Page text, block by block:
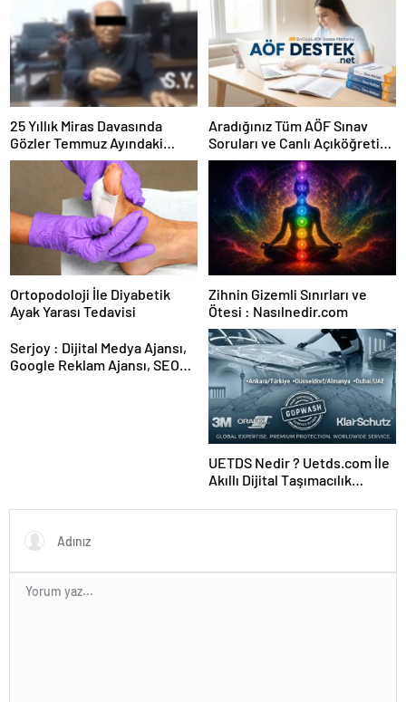
25 Yıllık Miras Davasında
Gözler Temmuz Ayındaki
Karar Duruşmasına Çevrildi
Aradığınız Tüm AÖF Sınav
Soruları ve Canlı Açıköğretim
Forumu Burada
Ortopodoloji İle Diyabetik
Ayak Yarası Tedavisi
Zihnin Gizemli Sınırları ve
Ötesi : Nasılnedir.com
Serjoy : Dijital Medya Ajansı,
Google Reklam Ajansı, SEO
UETDS Nedir ? Uetds.com İle
Akıllı Dijital Taşımacılık